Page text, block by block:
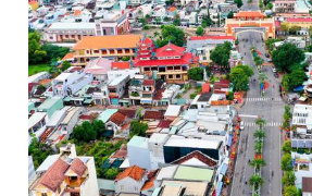
Theo dõi báo trên
Hotline
0906 645 777
Liên hệ
0908
Đặt báo Quảng cáo RSS Tòa